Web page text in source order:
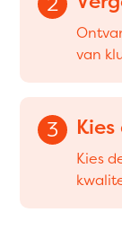
van
3
Kies